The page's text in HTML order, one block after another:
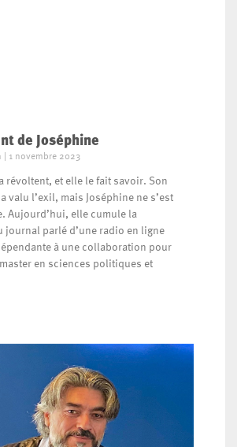
de Joséphine
1 novembre 2023
révoltent, et elle le fait savoir. Son
valu l’exil, mais Joséphine ne s’est
Aujourd’hui, elle cumule la
journal parlé d’une radio en ligne
à une collaboration pour
en sciences politiques et